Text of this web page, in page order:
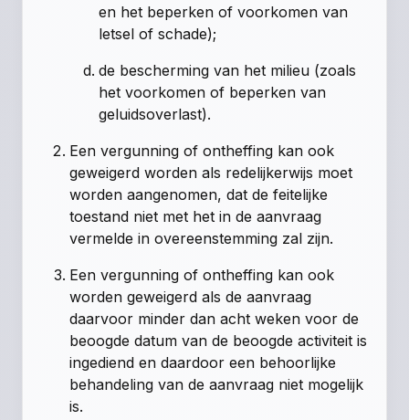
en het beperken of voorkomen van
letsel of schade);
de bescherming van het milieu (zoals
het voorkomen of beperken van
geluidsoverlast).
Een vergunning of ontheffing kan ook
geweigerd worden als redelijkerwijs moet
worden aangenomen, dat de feitelijke
toestand niet met het in de aanvraag
vermelde in overeenstemming zal zijn.
Een vergunning of ontheffing kan ook
worden geweigerd als de aanvraag
daarvoor minder dan acht weken voor de
beoogde datum van de beoogde activiteit is
ingediend en daardoor een behoorlijke
behandeling van de aanvraag niet mogelijk
is.